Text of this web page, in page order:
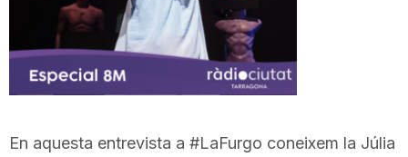
En aquesta entrevista a #LaFurgo coneixem la Júlia